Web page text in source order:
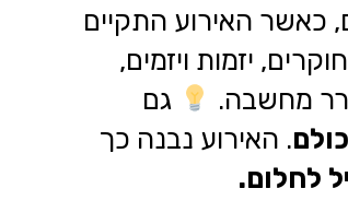
כאשר האירוע התקיים
יזמות ויזמים,
מחשבה.
גם
. האירוע נבנה כך
לחלום.